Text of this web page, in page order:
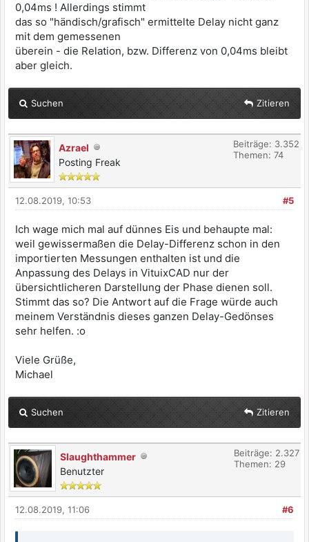
0,04ms ! Allerdings stimmt
das so "händisch/grafisch" ermittelte Delay nicht ganz
mit dem gemessenen
überein - die Relation, bzw. Differenz von 0,04ms bleibt
aber gleich.
Suchen Zitieren
Azrael
Posting Freak
Beiträge: 3.352
Themen: 74
#5
12.08.2019, 10:53
Ich wage mich mal auf dünnes Eis und behaupte mal:
weil gewissermaßen die Delay-Differenz schon in den
importierten Messungen enthalten ist und die
Anpassung des Delays in VituixCAD nur der
übersichtlicheren Darstellung der Phase dienen soll.
Stimmt das so? Die Antwort auf die Frage würde auch
meinem Verständnis dieses ganzen Delay-Gedönses
sehr helfen. :o
Viele Grüße,
Michael
Suchen Zitieren
Slaughthammer
Benutzter
Beiträge: 2.327
Themen: 29
#6
12.08.2019, 11:06